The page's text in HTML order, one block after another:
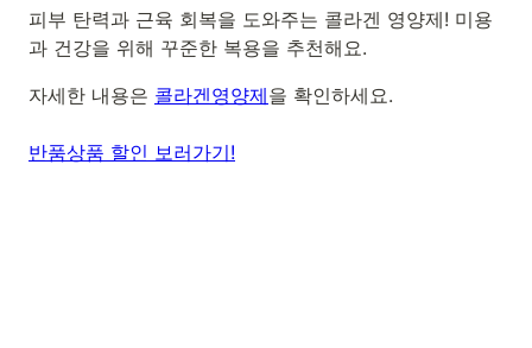
피부 탄력과 근육 회복을 도와주는 콜라겐 영양제! 미용
과 건강을 위해 꾸준한 복용을 추천해요.
자세한 내용은 콜라겐영양제을 확인하세요.
반품상품 할인 보러가기!